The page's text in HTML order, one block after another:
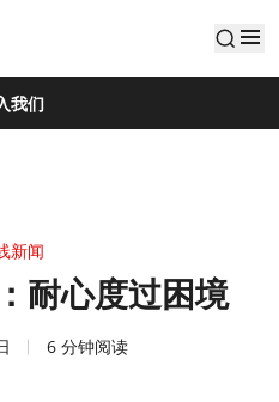
我们
新闻
耐心度过困境
6 分钟阅读